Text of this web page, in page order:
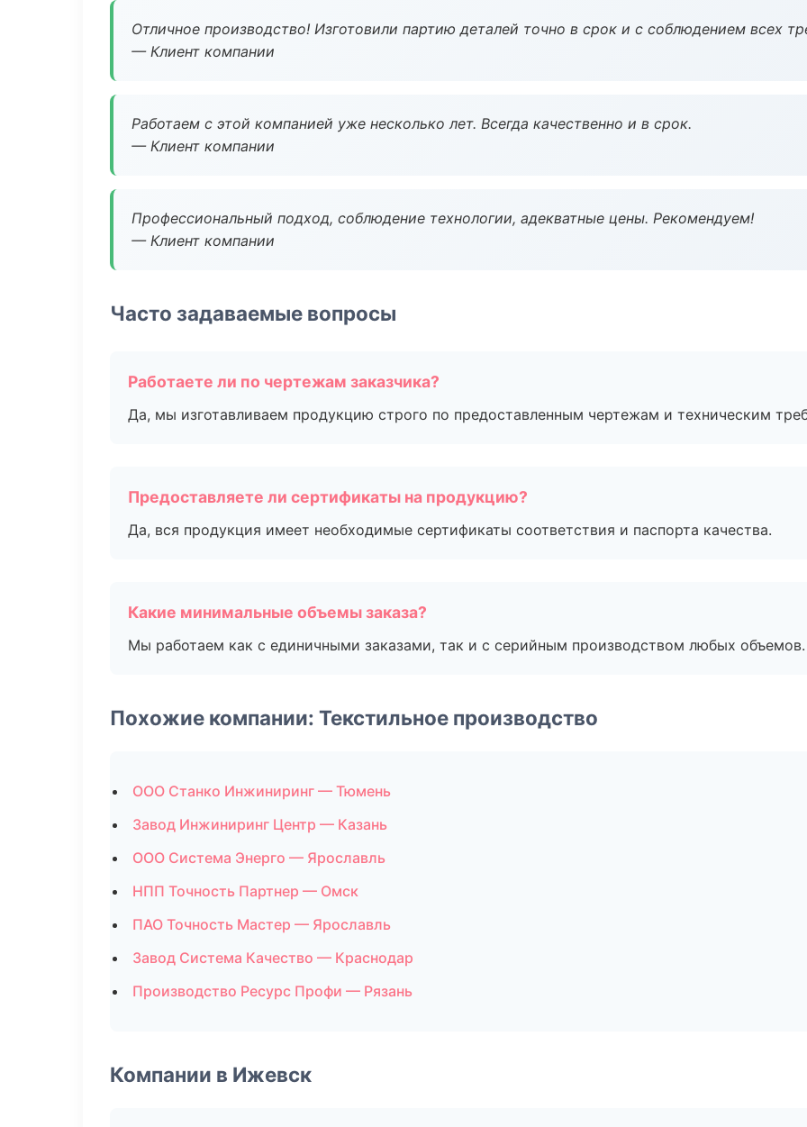
Отличное производство! Изготовили партию деталей точно в срок и с соблюдением всех
— Клиент компании
Работаем с этой компанией уже несколько лет. Всегда качественно и в срок.
— Клиент компании
Профессиональный подход, соблюдение технологии, адекватные цены. Рекомендуем!
— Клиент компании
Часто задаваемые вопросы
Работаете ли по чертежам заказчика?
Да, мы изготавливаем продукцию строго по предоставленным чертежам и техническим
Предоставляете ли сертификаты на продукцию?
Да, вся продукция имеет необходимые сертификаты соответствия и паспорта качества.
Какие минимальные объемы заказа?
Мы работаем как с единичными заказами, так и с серийным производством любых объемов.
Похожие компании: Текстильное производство
ООО Станко Инжиниринг — Тюмень
Завод Инжиниринг Центр — Казань
ООО Система Энерго — Ярославль
НПП Точность Партнер — Омск
ПАО Точность Мастер — Ярославль
Завод Система Качество — Краснодар
Производство Ресурс Профи — Рязань
Компании в Ижевск